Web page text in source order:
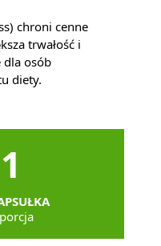
chroni cenne
trwałość i
dla osób
diety.
1